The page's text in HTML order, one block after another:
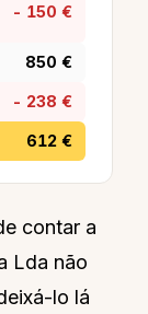
- 150 €
850 €
- 238 €
612 €
contar a
Lda não
lo lá